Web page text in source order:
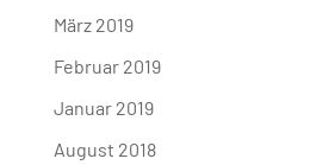
März 2019
Februar 2019
Januar 2019
August 2018